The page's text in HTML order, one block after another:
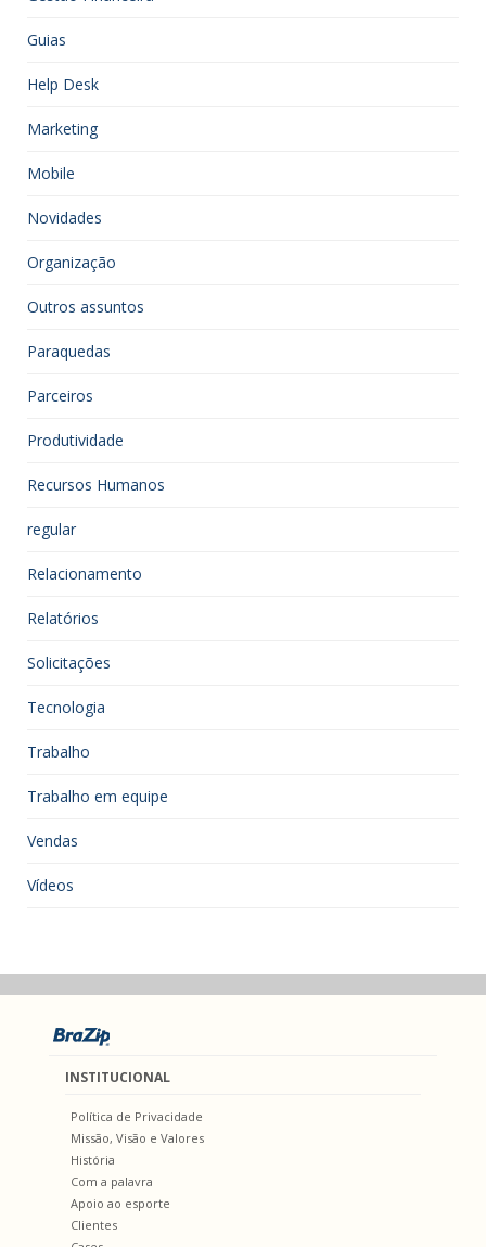
Guias
Help Desk
Marketing
Mobile
Novidades
Organização
Outros assuntos
Paraquedas
Parceiros
Produtividade
Recursos Humanos
regular
Relacionamento
Relatórios
Solicitações
Tecnologia
Trabalho
Trabalho em equipe
Vendas
Vídeos
INSTITUCIONAL
Política de Privacidade
Missão, Visão e Valores
História
Com a palavra
Apoio ao esporte
Clientes